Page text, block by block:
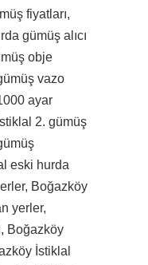
fiyatları,
gümüş alıcı
obje
vazo
ayar
2. gümüş
eski hurda
Boğazköy
yerler,
Boğazköy
İstiklal